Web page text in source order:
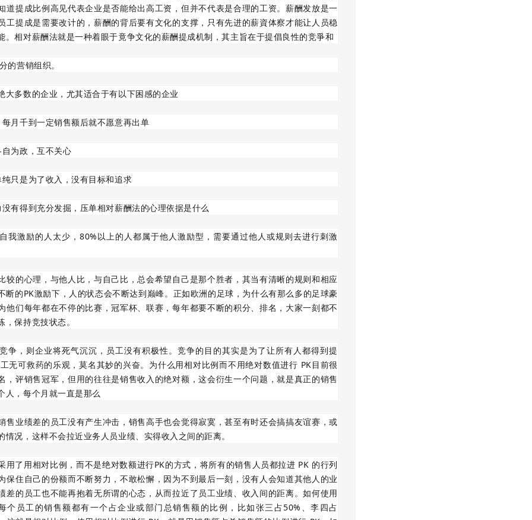
道提成比例高见代表企业是否能给出高工资，但并不代表是合理的工资。薪酬发放是一
工提成是需要改计的，薪酬的背后要有文化的支撑，只有先进的薪資体察才能让人员稳
。相对薪酬法就是一种着眼于竟争文化的薪酬提成机制，其主旨在于提倡良性的竞爭和
的营销组织。
大多数的企业，尤其适合于有以下困感的企业
月千到一定销售额后就不愿意再出单
为政，互不关心
只是为了收入，没有目标和追求
有得到充分发掘，压单相对薪酬法的心理依据是什么
我激励的人太少，80%以上的人都属于他人激励型，需要通过他人或规则去进行刺激
较的心理，与他人比，与自己比，总会希望自己是那个胜者，其当有清晰的规则和相应
断的PK激励下，人的状态会不断达到巅峰。正如欧洲的足球，为什么有那么多的足球豪
他们每年都在不停的比赛，冠军杯、联赛，每年都要不断的积分、排名，大家一刻都不
保持竞技状态。
争，则企业将死气沉沉，员工没有积极性。竞争的目的其实是为了让所有人都得到提
无可救药的乐观，莫名其妙的兴奋。为什么用相对比例而不用绝对数值进行 PK目前很
，评销售冠军，但用的往往是销售收入的绝对额，这会衍生一个问题，就是真正的销售
人，每个月就一直是那么
售业绩差的员工没有产生冲击，销售高手也会觉得寂寞，甚至有时还会搞搞友谊赛，或
情况，这样不会拉近业务人员业绩、实得收入之间的距离。
用了用相对比例，而不是绝对数额进行PK的方式，将所有的销售人员都拉进 PK 的行列
保住自己的份额而不断努力，不敢松懈，因为不到最后一刻，没有人会知道其他人的业
差的员工也不能再抱着无所谓的心态，从而拉近了员工业绩、收入间的距离。如何使用
个员工的销售额都有一个占企业或部门总销售额的比例，比如张三占50%、李四占